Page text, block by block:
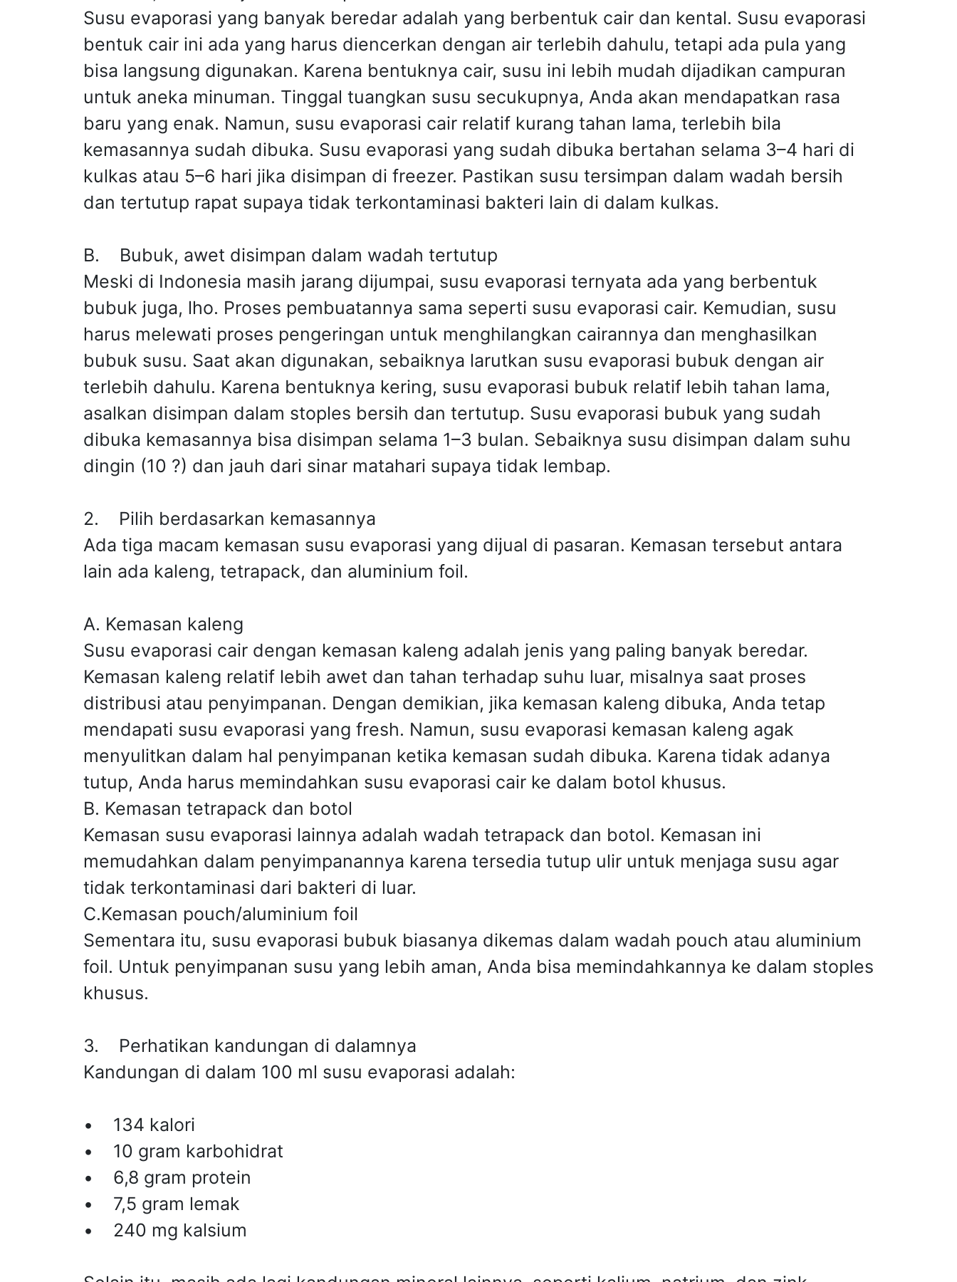
Susu evaporasi yang banyak beredar adalah yang berbentuk cair dan kental. Susu evaporasi
bentuk cair ini ada yang harus diencerkan dengan air terlebih dahulu, tetapi ada pula yang
bisa langsung digunakan. Karena bentuknya cair, susu ini lebih mudah dijadikan campuran
untuk aneka minuman. Tinggal tuangkan susu secukupnya, Anda akan mendapatkan rasa
baru yang enak. Namun, susu evaporasi cair relatif kurang tahan lama, terlebih bila
kemasannya sudah dibuka. Susu evaporasi yang sudah dibuka bertahan selama 3–4 hari di
kulkas atau 5–6 hari jika disimpan di freezer. Pastikan susu tersimpan dalam wadah bersih
dan tertutup rapat supaya tidak terkontaminasi bakteri lain di dalam kulkas.
B. Bubuk, awet disimpan dalam wadah tertutup
Meski di Indonesia masih jarang dijumpai, susu evaporasi ternyata ada yang berbentuk
bubuk juga, lho. Proses pembuatannya sama seperti susu evaporasi cair. Kemudian, susu
harus melewati proses pengeringan untuk menghilangkan cairannya dan menghasilkan
bubuk susu. Saat akan digunakan, sebaiknya larutkan susu evaporasi bubuk dengan air
terlebih dahulu. Karena bentuknya kering, susu evaporasi bubuk relatif lebih tahan lama,
asalkan disimpan dalam stoples bersih dan tertutup. Susu evaporasi bubuk yang sudah
dibuka kemasannya bisa disimpan selama 1–3 bulan. Sebaiknya susu disimpan dalam suhu
dingin (10 ?) dan jauh dari sinar matahari supaya tidak lembap.
2. Pilih berdasarkan kemasannya
Ada tiga macam kemasan susu evaporasi yang dijual di pasaran. Kemasan tersebut antara
lain ada kaleng, tetrapack, dan aluminium foil.
A. Kemasan kaleng
Susu evaporasi cair dengan kemasan kaleng adalah jenis yang paling banyak beredar.
Kemasan kaleng relatif lebih awet dan tahan terhadap suhu luar, misalnya saat proses
distribusi atau penyimpanan. Dengan demikian, jika kemasan kaleng dibuka, Anda tetap
mendapati susu evaporasi yang fresh. Namun, susu evaporasi kemasan kaleng agak
menyulitkan dalam hal penyimpanan ketika kemasan sudah dibuka. Karena tidak adanya
tutup, Anda harus memindahkan susu evaporasi cair ke dalam botol khusus.
B. Kemasan tetrapack dan botol
Kemasan susu evaporasi lainnya adalah wadah tetrapack dan botol. Kemasan ini
memudahkan dalam penyimpanannya karena tersedia tutup ulir untuk menjaga susu agar
tidak terkontaminasi dari bakteri di luar.
C.Kemasan pouch/aluminium foil
Sementara itu, susu evaporasi bubuk biasanya dikemas dalam wadah pouch atau aluminium
foil. Untuk penyimpanan susu yang lebih aman, Anda bisa memindahkannya ke dalam stoples
khusus.
3. Perhatikan kandungan di dalamnya
Kandungan di dalam 100 ml susu evaporasi adalah:
• 134 kalori
• 10 gram karbohidrat
• 6,8 gram protein
• 7,5 gram lemak
• 240 mg kalsium